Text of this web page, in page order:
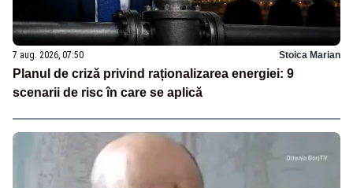
7 aug. 2026, 07:50 Stoica Marian
Planul de criză privind raționalizarea energiei: 9
scenarii de risc în care se aplică